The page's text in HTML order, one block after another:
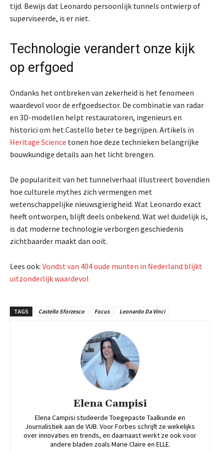
tijd. Bewijs dat Leonardo persoonlijk tunnels ontwierp of
superviseerde, is er niet.
Technologie verandert onze kijk
op erfgoed
Ondanks het ontbreken van zekerheid is het fenomeen
waardevol voor de erfgoedsector. De combinatie van radar
en 3D-modellen helpt restauratoren, ingenieurs en
historici om het Castello beter te begrijpen. Artikels in
Heritage Science tonen hoe deze technieken belangrijke
bouwkundige details aan het licht brengen.
De populariteit van het tunnelverhaal illustreert bovendien
hoe culturele mythes zich vermengen met
wetenschappelijke nieuwsgierigheid. Wat Leonardo exact
heeft ontworpen, blijft deels onbekend. Wat wel duidelijk is,
is dat moderne technologie verborgen geschiedenis
zichtbaarder maakt dan ooit.
Lees ook: Vondst van 404 oude munten in Nederland blijkt
uitzonderlijk waardevol
TAGS Castello Sforzesco Focus Leonardo Da Vinci
Elena Campisi
Elena Campisi studeerde Toegepaste Taalkunde en
Journalistiek aan de VUB. Voor Forbes schrijft ze wekelijks
over innovaties en trends, en daarnaast werkt ze ook voor
andere bladen zoals Marie Claire en ELLE.